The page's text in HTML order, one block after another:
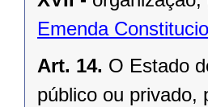
Emenda
Art. 14. O Estado
público ou privado,